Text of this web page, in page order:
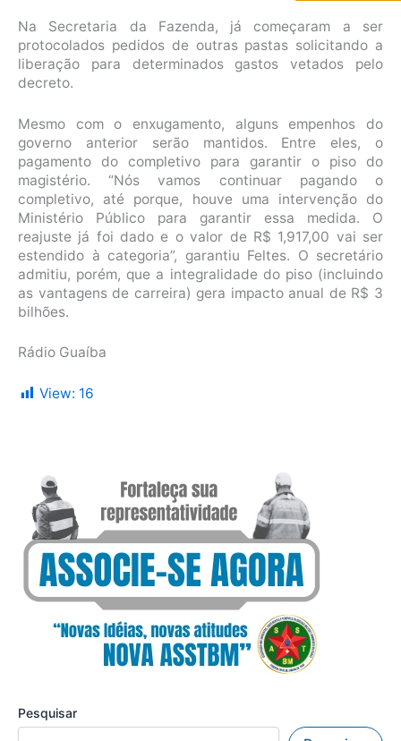
Na Secretaria da Fazenda, já começaram a ser
protocolados pedidos de outras pastas solicitando a
liberação para determinados gastos vetados pelo
decreto.
Mesmo com o enxugamento, alguns empenhos do
governo anterior serão mantidos. Entre eles, o
pagamento do completivo para garantir o piso do
magistério. “Nós vamos continuar pagando o
completivo, até porque, houve uma intervenção do
Ministério Público para garantir essa medida. O
reajuste já foi dado e o valor de R$ 1,917,00 vai ser
estendido à categoria”, garantiu Feltes. O secretário
admitiu, porém, que a integralidade do piso (incluindo
as vantagens de carreira) gera impacto anual de R$ 3
bilhões.
Rádio Guaíba
View: 16
Pesquisar